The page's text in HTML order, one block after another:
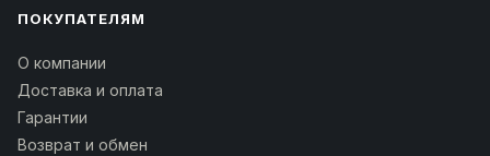
ПОКУПАТЕЛЯМ
О компании
Доставка и оплата
Гарантии
Возврат и обмен